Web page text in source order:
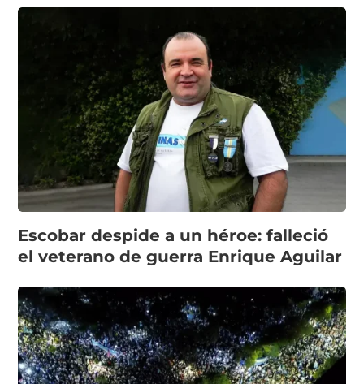
Escobar despide a un héroe: falleció
el veterano de guerra Enrique Aguilar